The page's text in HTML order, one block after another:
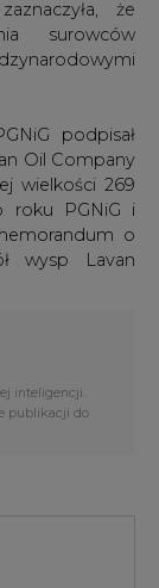
że
surowców
podpisał
Oil Company
wielkości 269
roku PGNiG i
o
wysp Lavan
inteligencji.
publikacji do